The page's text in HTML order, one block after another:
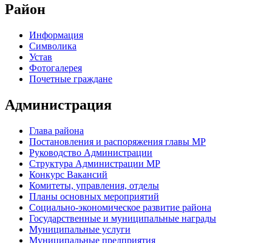
Район
Информация
Символика
Устав
Фотогалерея
Почетные граждане
Администрация
Глава района
Постановления и распоряжения главы МР
Руководство Администрации
Структура Администрации МР
Конкурс Вакансий
Комитеты, управления, отделы
Планы основных мероприятий
Социально-экономическое развитие района
Государственные и муниципальные награды
Муниципальные услуги
Муниципальные предприятия